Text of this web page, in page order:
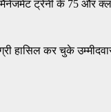
ट्रेनी के 75 और
हासिल कर चुके